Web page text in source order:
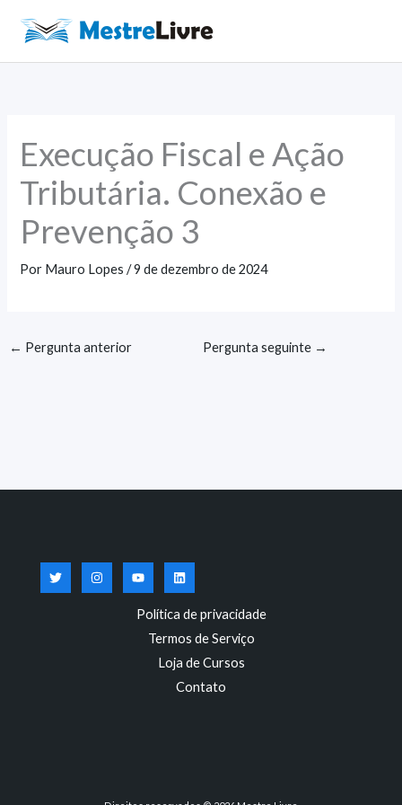
para
o
Execução Fiscal e Ação
Tributária. Conexão e
Prevenção 3
Por Mauro Lopes/9 de dezembro de 2024
← Pergunta anterior Pergunta seguinte →
Política de privacidade
Termos de Serviço
Loja de Cursos
Contato